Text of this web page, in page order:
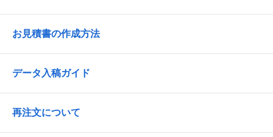
お見積書の作成方法
データ入稿ガイド
再注文について